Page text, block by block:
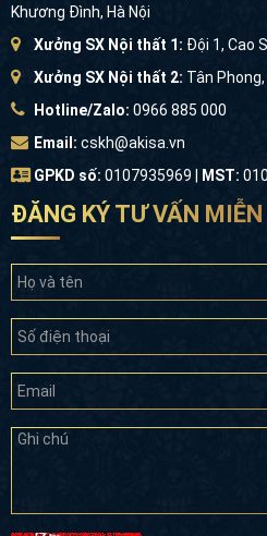
Khương Đình, Hà Nội
Xưởng SX Nội thất 1: Đội 1, Cao
Xưởng SX Nội thất 2: Tân
Hotline/Zalo: 0966 885 000
Email: cskh@akisa.vn
GPKD số: 0107935969 | MST:
ĐĂNG KÝ TƯ VẤN MIỄN